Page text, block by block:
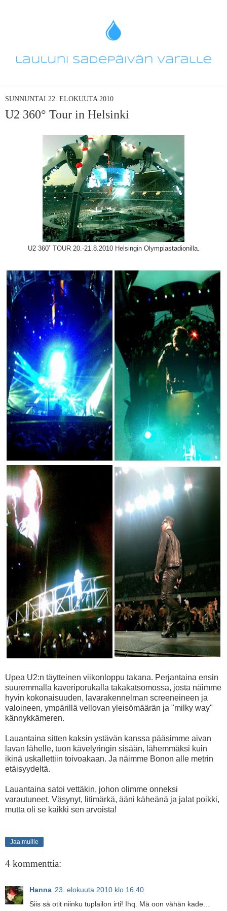
SUNNUNTAI 22. ELOKUUTA 2010
U2 360° Tour in Helsinki
U2 360˚ TOUR 20.-21.8.2010 Helsingin Olympiastadionilla.
Upea U2:n täytteinen viikonloppu takana. Perjantaina ensin
suuremmalla kaveriporukalla takakatsomossa, josta näimme
hyvin kokonaisuuden, lavarakennelman screeneineen ja
valoineen, ympärillä vellovan yleisömäärän ja "milky way"
kännykkämeren.
Lauantaina sitten kaksin ystävän kanssa pääsimme aivan
lavan lähelle, tuon kävelyringin sisään, lähemmäksi kuin
ikinä uskallettiin toivoakaan. Ja näimme Bonon alle metrin
etäisyydeltä.
Lauantaina satoi vettäkin, johon olimme onneksi
varautuneet. Väsynyt, litimärkä, ääni käheänä ja jalat poikki,
mutta oli se kaikki sen arvoista!
Jaa muille
4 kommenttia:
Hanna 23. elokuuta 2010 klo 16.40
Siis sä otit niinku tuplailon irti! Ihq. Mä oon vähän kade...